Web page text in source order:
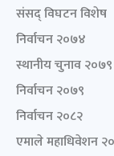
संसद् विघटन विशेष
निर्वाचन २०७४
स्थानीय चुनाव २०७९
निर्वाचन २०७९
निर्वाचन २०८२
एमाले महाधिवेशन